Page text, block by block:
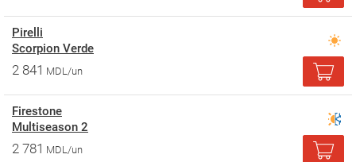
Pirelli
Scorpion Verde
2 841 MDL/un
Firestone
Multiseason 2
2 781 MDL/un